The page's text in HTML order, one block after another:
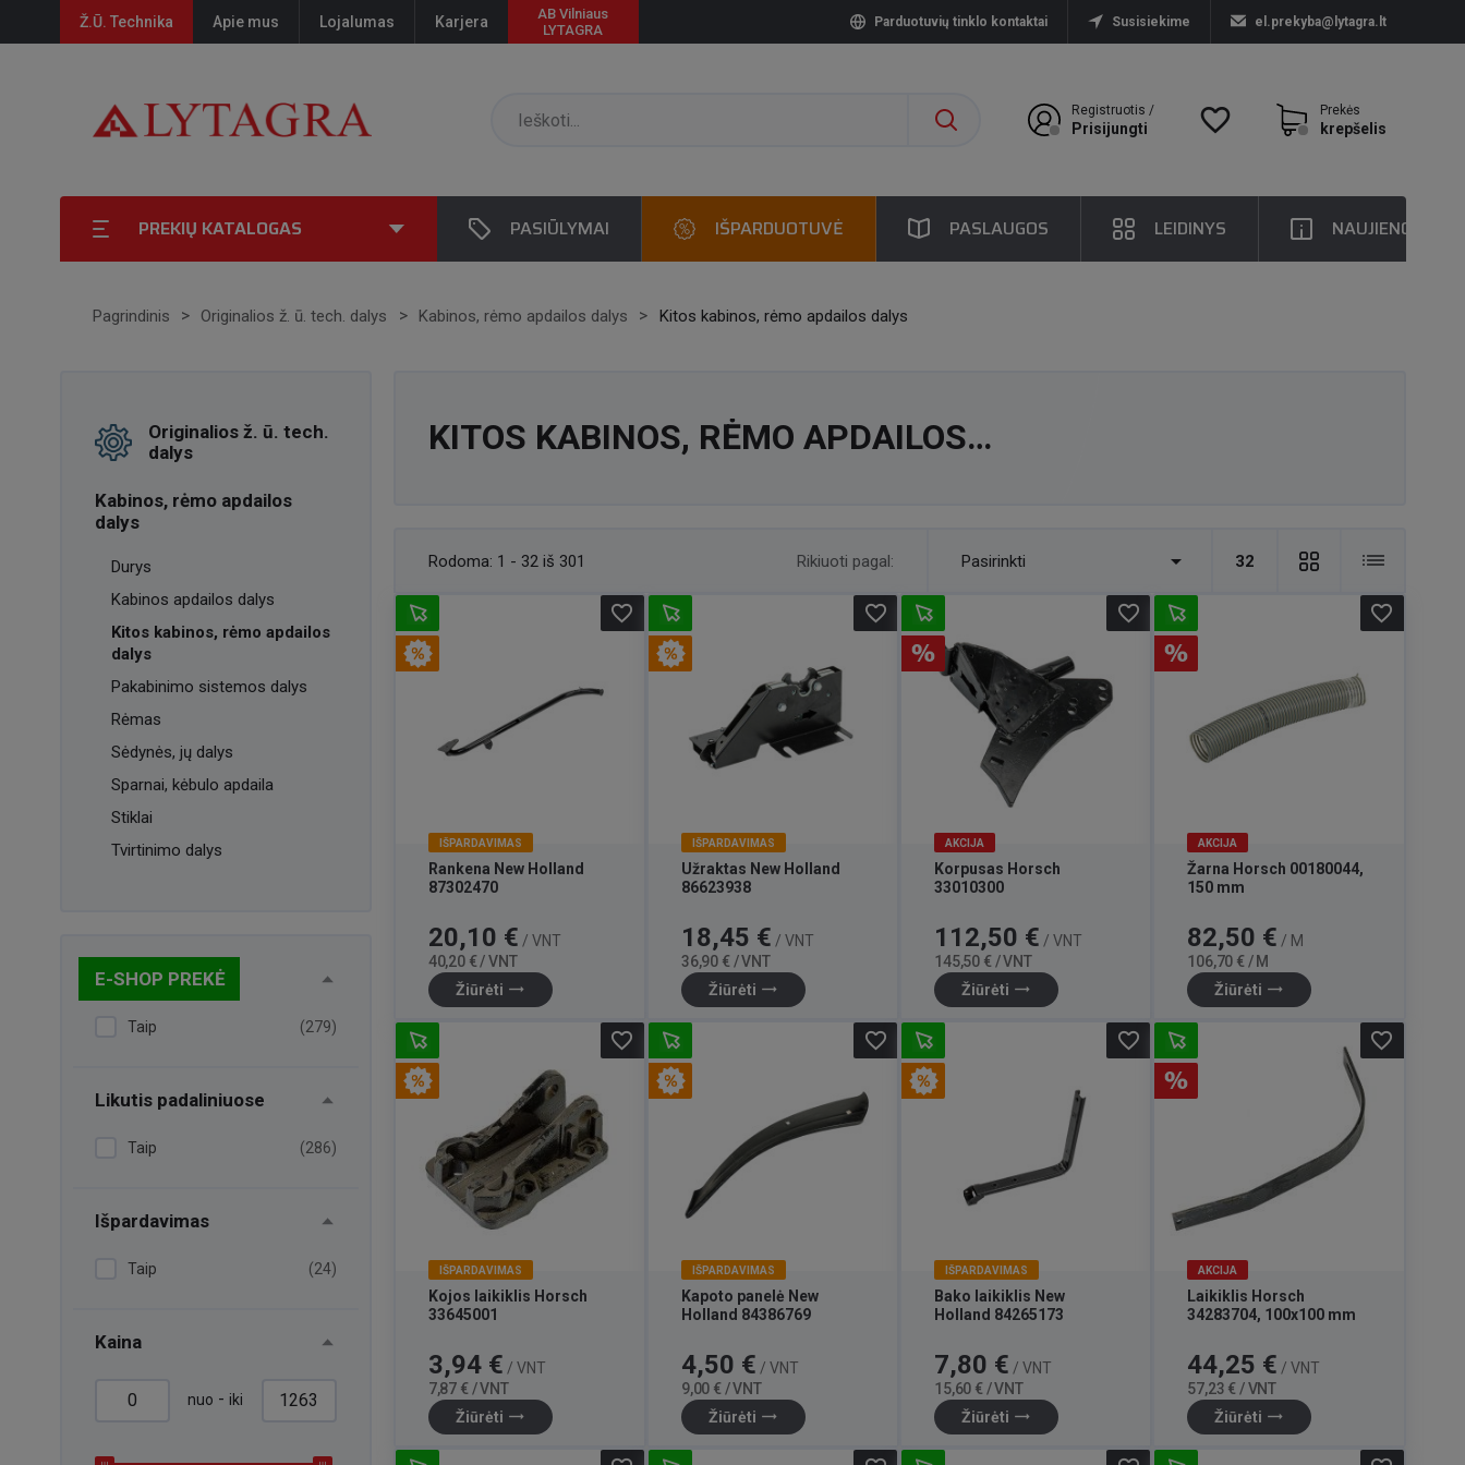
Ž.Ū. Technika Apie mus Lojalumas Karjera
AB Vilniaus
LYTAGRA
Parduotuvių tinklo kontaktai Susisiekime el.prekyba@lytagra.lt
Prekės
krepšelis
favorite_border
Registruotis /
Prisijungti
PREKIŲ KATALOGAS PASIŪLYMAI IŠPARDUOTUVĖ PASLAUGOS LEIDINYS NAUJIENOS
Pagrindinis Originalios ž. ū. tech. dalys Kabinos, rėmo apdailos dalys Kitos kabinos, rėmo apdailos dalys
Originalios ž. ū. tech.
dalys
Kabinos, rėmo apdailos
dalys
Durys
Kabinos apdailos dalys
Kitos kabinos, rėmo apdailos
dalys
Pakabinimo sistemos dalys
Rėmas
Sėdynės, jų dalys
Sparnai, kėbulo apdaila
Stiklai
Tvirtinimo dalys
E-SHOP PREKĖ
Taip (279)
Likutis padaliniuose
Taip (286)
Išpardavimas
Taip (24)
Kaina
nuo - iki
KITOS KABINOS, RĖMO APDAILOS
Rodoma: 1 - 32 iš 301 32
Rikiuoti pagal: Pasirinkti 
IŠPARDAVIMAS
Rankena New Holland
87302470
Kaina
20,10 € / VNT
40,20 € / VNT
Žiūrėti trending_flat
favorite_border
IŠPARDAVIMAS
Užraktas New Holland
86623938
Kaina
18,45 € / VNT
36,90 € / VNT
Žiūrėti trending_flat
favorite_border
AKCIJA
Korpusas Horsch
33010300
Kaina
112,50 € / VNT
145,50 € / VNT
Žiūrėti trending_flat
favorite_border
AKCIJA
Žarna Horsch 00180044,
150 mm
Kaina
82,50 € / M
106,70 € / M
Žiūrėti trending_flat
favorite_border
IŠPARDAVIMAS
Kojos laikiklis Horsch
33645001
Kaina
3,94 € / VNT
Bazinė
7,87 € / VNT
Žiūrėti trending_flat
favorite_border
IŠPARDAVIMAS
Kapoto panelė New
Holland 84386769
Kaina
4,50 € / VNT
Bazinė
9,00 € / VNT
Žiūrėti trending_flat
favorite_border
IŠPARDAVIMAS
Bako laikiklis New
Holland 84265173
Kaina
7,80 € / VNT
15,60 € / VNT
Žiūrėti trending_flat
favorite_border
AKCIJA
Laikiklis Horsch
34283704, 100x100 mm
Kaina
44,25 € / VNT
57,23 € / VNT
Žiūrėti trending_flat
favorite_border